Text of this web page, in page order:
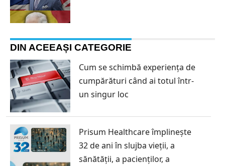
DIN ACEEAȘI CATEGORIE
Cum se schimbă experiența de
cumpărături când ai totul într-
un singur loc
Prisum Healthcare împlinește
32 de ani în slujba vieții, a
sănătății, a pacienților, a